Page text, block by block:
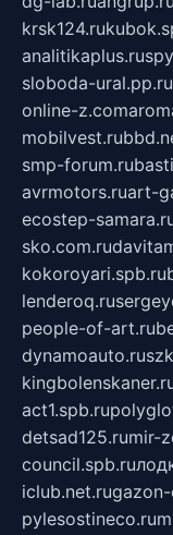
krsk124.ru
analitikaplus.ru
sloboda-ural.pp.ru
online-z.com
mobilvest.ru
smp-forum.ru
avrmotors.ruart-
ecostep-
sko.com.ru
kokoroyari.spb.ru
lenderoq.ru
people-of-art.ru
dynamoauto.ru
act1.spb.ru
detsad125.rumir-
council.spb.ru
iclub.net.rugazon-
pylesostineco.ru